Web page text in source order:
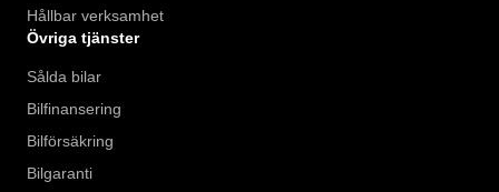
Hållbar verksamhet
Övriga tjänster
Sålda bilar
Bilfinansering
Bilförsäkring
Bilgaranti